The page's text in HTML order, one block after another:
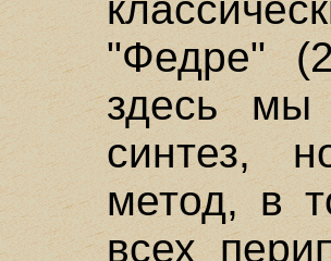
"Федре"
здесь
синтез,
метод, в
всех